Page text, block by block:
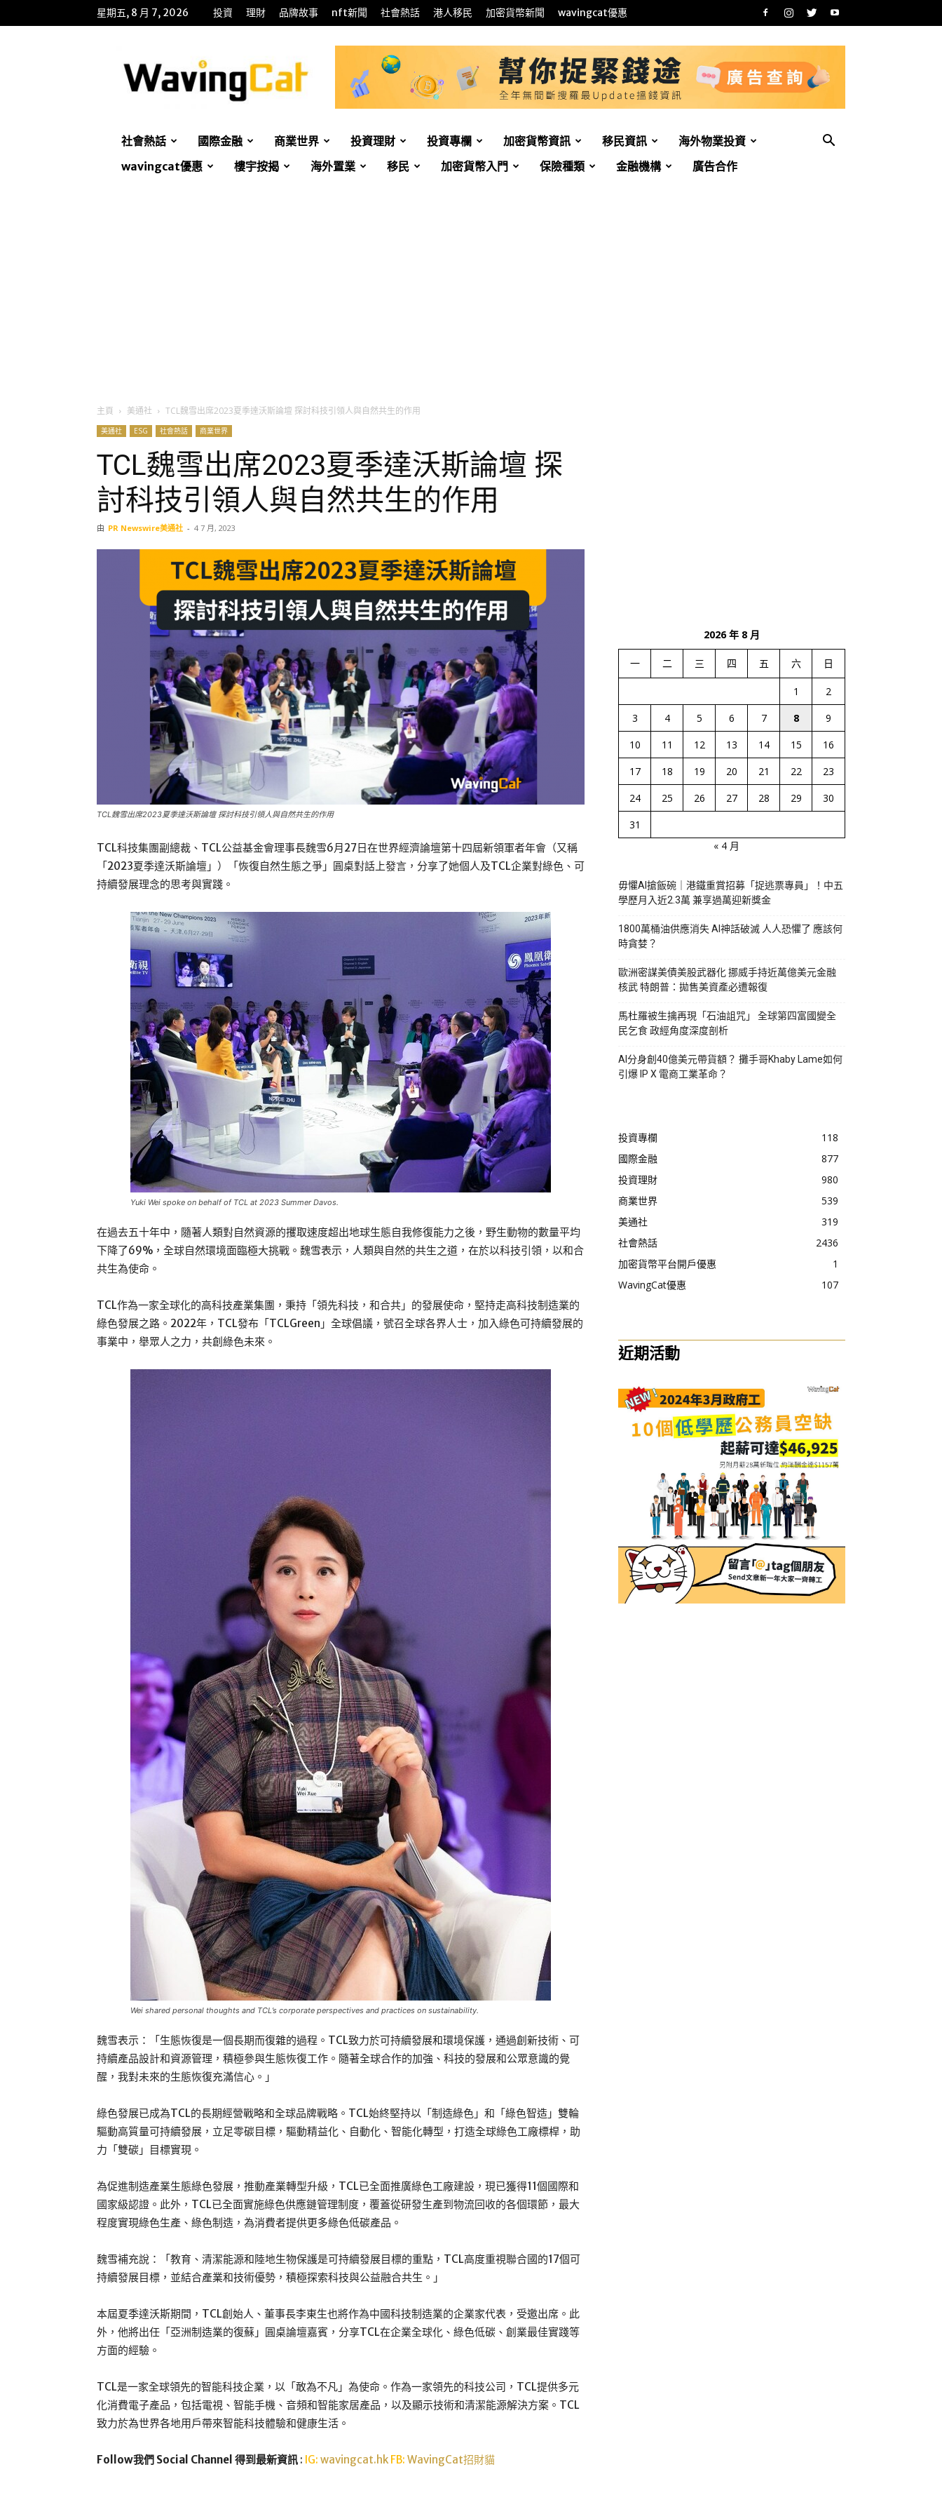
星期五, 8 月 7, 2026 投資 理財 品牌故事 nft新聞 社會熱話 港人移民 加密貨幣新聞 wavingcat優惠
招
財
貓
社會熱話 國際金融 商業世界 投資理財 投資專欄 加密貨幣資訊 移民資訊
海外物業投資
wavingcat優惠
樓宇按揭 海外置業 移民 加密貨幣入門 保險種類 金融機構 廣告合作
主頁 美通社 TCL魏雪出席2023夏季達沃斯論壇 探討科技引領人與自然共生的作用
美通社 ESG 社會熱話 商業世界
TCL魏雪出席2023夏季達沃斯論壇 探
討科技引領人與自然共生的作用
由 PR Newswire美通社 - 4 7 月, 2023
TCL魏雪出席2023夏季達沃斯論壇 探討科技引領人與自然共生的作用
TCL科技集團副總裁、TCL公益基金會理事長魏雪6月27日在世界經濟論壇第十四屆新領軍者年會（又稱
「2023夏季達沃斯論壇」）「恢復自然生態之爭」圓桌對話上發言，分享了她個人及TCL企業對綠色、可
持續發展理念的思考與實踐。
Yuki Wei spoke on behalf of TCL at 2023 Summer Davos.
在過去五十年中，隨著人類對自然資源的攫取速度超出地球生態自我修復能力之後，野生動物的數量平均
下降了69%，全球自然環境面臨極大挑戰。魏雪表示，人類與自然的共生之道，在於以科技引領，以和合
共生為使命。
TCL作為一家全球化的高科技產業集團，秉持「領先科技，和合共」的發展使命，堅持走高科技制造業的
綠色發展之路。2022年，TCL發布「TCLGreen」全球倡議，號召全球各界人士，加入綠色可持續發展的
事業中，舉眾人之力，共創綠色未來。
Wei shared personal thoughts and TCL’s corporate perspectives and practices on sustainability.
魏雪表示：「生態恢復是一個長期而復雜的過程。TCL致力於可持續發展和環境保護，通過創新技術、可
持續產品設計和資源管理，積極參與生態恢復工作。隨著全球合作的加強、科技的發展和公眾意識的覺
醒，我對未來的生態恢復充滿信心。」
綠色發展已成為TCL的長期經營戰略和全球品牌戰略。TCL始終堅持以「制造綠色」和「綠色智造」雙輪
驅動高質量可持續發展，立足零碳目標，驅動精益化、自動化、智能化轉型，打造全球綠色工廠標桿，助
力「雙碳」目標實現。
為促進制造產業生態綠色發展，推動產業轉型升級，TCL已全面推廣綠色工廠建設，現已獲得11個國際和
國家級認證。此外，TCL已全面實施綠色供應鏈管理制度，覆蓋從研發生產到物流回收的各個環節，最大
程度實現綠色生產、綠色制造，為消費者提供更多綠色低碳產品。
魏雪補充說：「教育、清潔能源和陸地生物保護是可持續發展目標的重點，TCL高度重視聯合國的17個可
持續發展目標，並結合產業和技術優勢，積極探索科技與公益融合共生。」
本屆夏季達沃斯期間，TCL創始人、董事長李東生也將作為中國科技制造業的企業家代表，受邀出席。此
外，他將出任「亞洲制造業的復蘇」圓桌論壇嘉賓，分享TCL在企業全球化、綠色低碳、創業最佳實踐等
方面的經驗。
TCL是一家全球領先的智能科技企業，以「敢為不凡」為使命。作為一家領先的科技公司，TCL提供多元
化消費電子產品，包括電視、智能手機、音頻和智能家居產品，以及顯示技術和清潔能源解決方案。TCL
致力於為世界各地用戶帶來智能科技體驗和健康生活。
Follow我們 Social Channel 得到最新資訊 : IG: wavingcat.hkFB: WavingCat招財貓
2026 年 8 月
一 二 三 四 五 六 日
1
2
3
4 5 6 7 8
9
10
11 12 13 14 15
16
17
18 19 20 21 22
23
24
25 26 27 28 29
30
31
« 4 月
毋懼AI搶飯碗｜港鐵重賞招募「捉逃票專員」！中五
學歷月入近2.3萬 兼享過萬迎新獎金
1800萬桶油供應消失 AI神話破滅 人人恐懼了 應該何
時貪婪？
歐洲密謀美債美股武器化 挪威手持近萬億美元金融
核武 特朗普：拋售美資產必遭報復
馬杜羅被生擒再現「石油詛咒」 全球第四富國變全
民乞食 政經角度深度剖析
AI分身創40億美元帶貨額？ 攤手哥Khaby Lame如何
引爆 IP X 電商工業革命？
投資專欄
118
國際金融
877
投資理財
980
商業世界
539
美通社
319
社會熱話
2436
加密貨幣平台開戶優惠
1
WavingCat優惠
107
近期活動